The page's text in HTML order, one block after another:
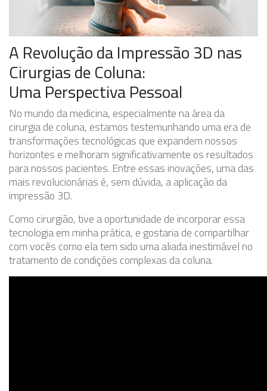
A Revolução da Impressão 3D nas
Cirurgias de Coluna:
Uma Perspectiva Pessoal
No mundo da medicina, especialmente na área da
cirurgia de coluna, estamos testemunhando uma era de
transformações tecnológicas que expandem nossos
horizontes e melhoram significativamente os resultados
para nossos pacientes. Entre essas inovações, uma das
mais revolucionárias é, sem dúvida, a aplicação da
impressão 3D.
Como cirurgião, tive a oportunidade de incorporar essa
tecnologia em minha prática, e gostaria de compartilhar
com vocês como ela tem sido uma aliada inestimável no
tratamento de condições complexas da coluna.